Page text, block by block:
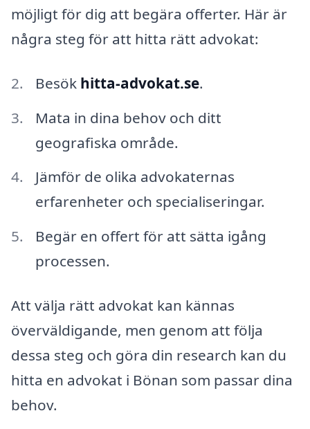
möjligt för dig att begära offerter. Här är
några steg för att hitta rätt advokat:
Besök hitta-advokat.se.
Mata in dina behov och ditt
geografiska område.
Jämför de olika advokaternas
erfarenheter och specialiseringar.
Begär en offert för att sätta igång
processen.
Att välja rätt advokat kan kännas
överväldigande, men genom att följa
dessa steg och göra din research kan du
hitta en advokat i Bönan som passar dina
behov.